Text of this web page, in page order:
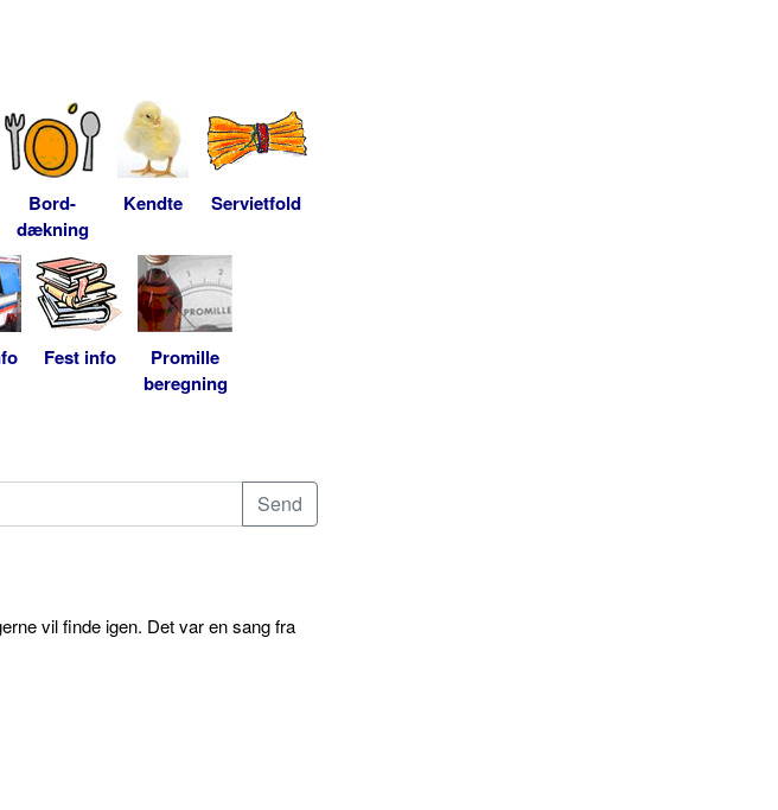
Bord-
dækning
Kendte Servietfold
Fest info
Promille
beregning
vil finde igen. Det var en sang fra